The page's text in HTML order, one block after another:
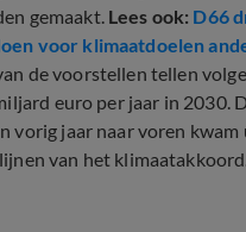
gemaakt. Lees ook: D66
voor klimaatdoelen
de voorstellen tellen
euro per jaar in 2030.
vorig jaar naar voren kwam
van het